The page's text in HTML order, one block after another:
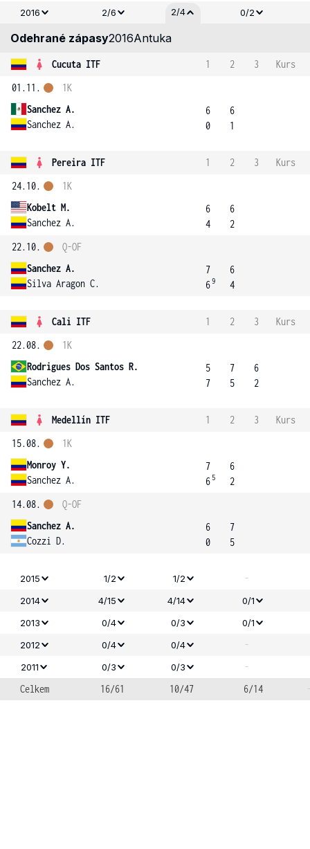
2016
2/6 2/4 0/2
Odehrané zápasy2016Antuka
Cucuta ITF 1 2 3
Kurs
01.11.
Sanchez A.
Sanchez A.
1K
6
0
6
1
Pereira ITF 1 2 3
Kurs
24.10.
Kobelt M.
Sanchez A.
1K
6
4
6
2
22.10.
Sanchez A.
Silva Aragon C.
Q-OF
7
69
6
4
Cali ITF 1 2 3
Kurs
22.08.
Rodrigues Dos Santos R.
Sanchez A.
1K
5
7
7
5
6
2
Medellín ITF 1 2 3
Kurs
15.08.
Monroy Y.
Sanchez A.
1K
7
6 5
6
2
14.08.
Sanchez A.
Cozzi D.
Q-OF
6
0
7
5
2015 1/2 1/2 -
2014 4/15 4/14
0/1
2013
0/4 0/3
0/1
2012
0/4 0/4 -
2011 0/3 0/3
-
Celkem
16/61 10/47 6/14